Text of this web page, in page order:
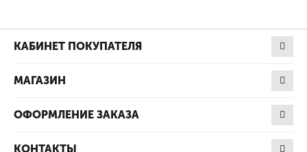
КАБИНЕТ ПОКУПАТЕЛЯ
МАГАЗИН
ОФОРМЛЕНИЕ ЗАКАЗА
КОНТАКТЫ